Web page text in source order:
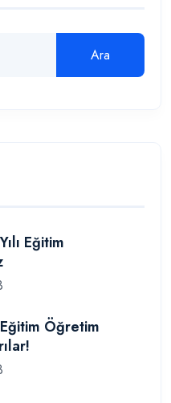
Ara
Eğitim
Öğretim